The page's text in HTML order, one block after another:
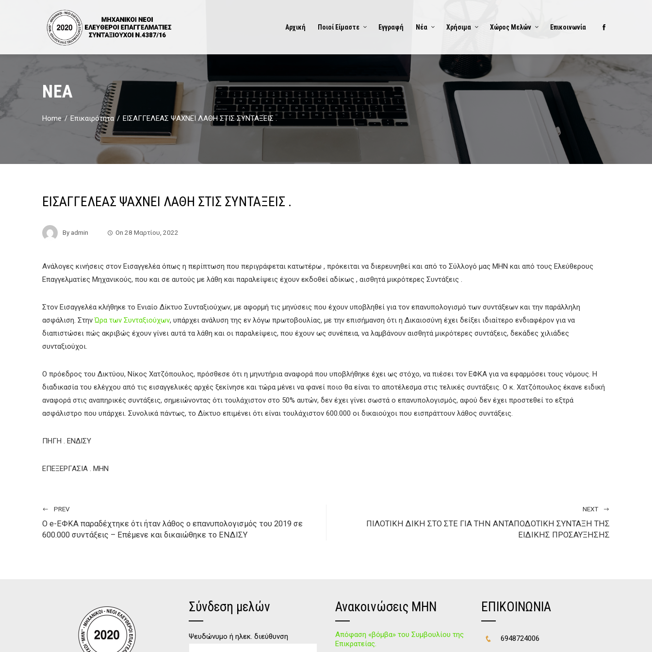
Αρχική Ποιοί Είμαστε Εγγραφή Νέα Χρήσιμα Χώρος Μελών Επικοινωνία
ΝΈΑ
Home Επικαιρότητα ΕΙΣΑΓΓΕΛΕΑΣ ΨΑΧΝΕΙ ΛΑΘΗ ΣΤΙΣ ΣΥΝΤΑΞΕΙΣ .
ΕΙΣΑΓΓΕΛΕΑΣ ΨΑΧΝΕΙ ΛΑΘΗ ΣΤΙΣ ΣΥΝΤΑΞΕΙΣ .
By admin On 28 Μαρτίου, 2022
Ανάλογες κινήσεις στον Εισαγγελέα όπως η περίπτωση που περιγράφεται κατωτέρω , πρόκειται να διερευνηθεί και από το Σύλλογό μας ΜΗΝ και από τους Ελεύθερους
Επαγγελματίες Μηχανικούς, που και σε αυτούς με λάθη και παραλείψεις έχουν εκδοθεί αδίκως , αισθητά μικρότερες Συντάξεις .
Στον Εισαγγελέα κλήθηκε το Ενιαίο Δίκτυο Συνταξιούχων, με αφορμή τις μηνύσεις που έχουν υποβληθεί για τον επανυπολογισμό των συντάξεων και την παράλληλη
ασφάλιση. ΣτηνΏρα των Συνταξιούχων, υπάρχει ανάλυση της εν λόγω πρωτοβουλίας, με την επισήμανση ότι η Δικαιοσύνη έχει δείξει ιδιαίτερο ενδιαφέρον για να
διαπιστώσει πώς ακριβώς έχουν γίνει αυτά τα λάθη και οι παραλείψεις, που έχουν ως συνέπεια, να λαμβάνουν αισθητά μικρότερες συντάξεις, δεκάδες χιλιάδες
συνταξιούχοι.
Ο πρόεδρος του Δικτύου, Νίκος Χατζόπουλος, πρόσθεσε ότι η μηνυτήρια αναφορά που υποβλήθηκε έχει ως στόχο, να πιέσει τον ΕΦΚΑ για να εφαρμόσει τους νόμους. Η
διαδικασία του ελέγχου από τις εισαγγελικές αρχές ξεκίνησε και τώρα μένει να φανεί ποιο θα είναι το αποτέλεσμα στις τελικές συντάξεις. Ο κ. Χατζόπουλος έκανε ειδική
αναφορά στις αναπηρικές συντάξεις, σημειώνοντας ότι τουλάχιστον στο 50% αυτών, δεν έχει γίνει σωστά ο επανυπολογισμός, αφού δεν έχει προστεθεί το εξτρά
ασφάλιστρο που υπάρχει. Συνολικά πάντως, το Δίκτυο επιμένει ότι είναι τουλάχιστον 600.000 οι δικαιούχοι που εισπράττουν λάθος συντάξεις.
ΠΗΓΗ . ΕΝΔΙΣΥ
ΕΠΕΞΕΡΓΑΣΙΑ . ΜΗΝ
PREV
Ο e-ΕΦΚΑ παραδέχτηκε ότι ήταν λάθος ο επανυπολογισμός του 2019 σε
600.000 συντάξεις – Επέμενε και δικαιώθηκε το ΕΝΔΙΣΥ
NEXT
ΠΙΛΟΤΙΚΗ ΔΙΚΗ ΣΤΟ ΣΤΕ ΓΙΑ ΤΗΝ ΑΝΤΑΠΟΔΟΤΙΚΗ ΣΥΝΤΑΞΗ ΤΗΣ
ΕΙΔΙΚΗΣ ΠΡΟΣΑΥΞΗΣΗΣ
Σύνδεση μελών
Ψευδώνυμο ή ηλεκ. διεύθυνση
Ανακοινώσεις ΜΗΝ
Απόφαση «βόμβα» του Συμβουλίου της
Επικρατείας.
ΕΠΙΚΟΙΝΩΝΙΑ
6948724006